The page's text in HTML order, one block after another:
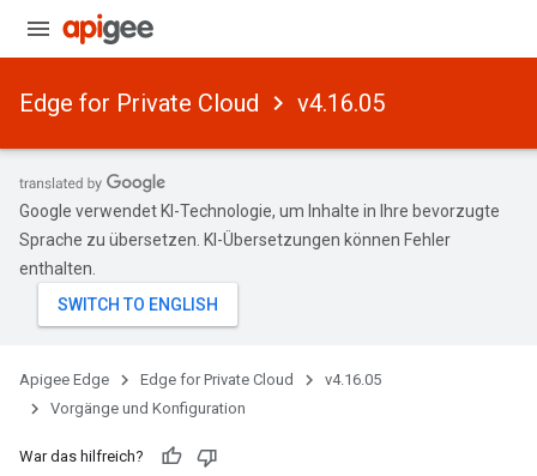
Edge for Private Cloud v4.16.05
Google verwendet KI-Technologie, um Inhalte in Ihre bevorzugte
Sprache zu übersetzen. KI-Übersetzungen können Fehler
enthalten.
Apigee Edge Edge for Private Cloud
v4.16.05
Vorgänge und Konfiguration
War das hilfreich?